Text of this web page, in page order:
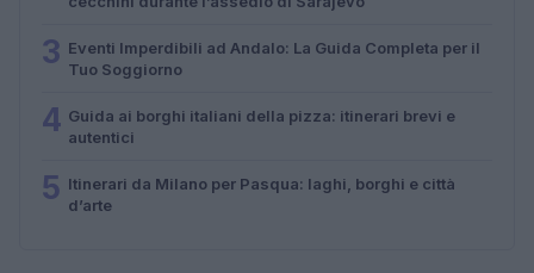
3 Eventi Imperdibili ad Andalo: La Guida Completa per il
Tuo Soggiorno
4 Guida ai borghi italiani della pizza: itinerari brevi e
autentici
5 Itinerari da Milano per Pasqua: laghi, borghi e città
d’arte